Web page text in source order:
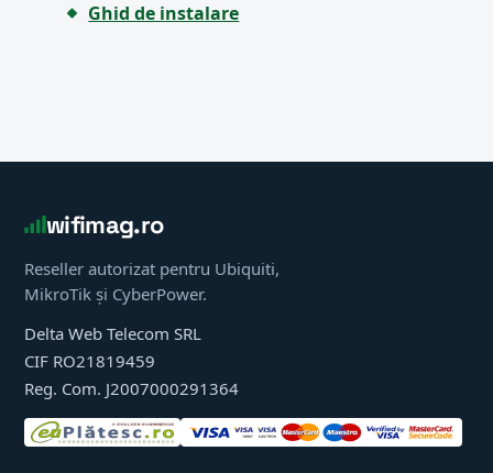
Ghid de instalare
wifimag.ro
Reseller autorizat pentru Ubiquiti,
MikroTik și CyberPower.
Delta Web Telecom SRL
CIF RO21819459
Reg. Com. J2007000291364